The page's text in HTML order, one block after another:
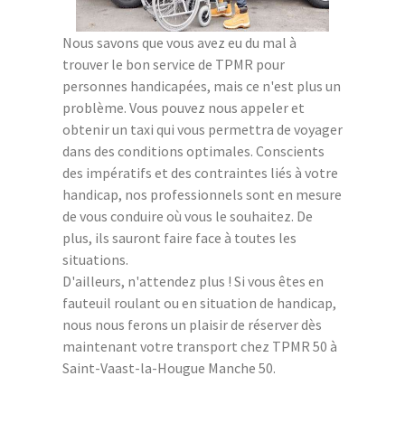
Nous savons que vous avez eu du mal à
trouver le bon service de TPMR pour
personnes handicapées, mais ce n'est plus un
problème. Vous pouvez nous appeler et
obtenir un taxi qui vous permettra de voyager
dans des conditions optimales. Conscients
des impératifs et des contraintes liés à votre
handicap, nos professionnels sont en mesure
de vous conduire où vous le souhaitez. De
plus, ils sauront faire face à toutes les
situations.
D'ailleurs, n'attendez plus ! Si vous êtes en
fauteuil roulant ou en situation de handicap,
nous nous ferons un plaisir de réserver dès
maintenant votre transport chez TPMR 50 à
Saint-Vaast-la-Hougue Manche 50.